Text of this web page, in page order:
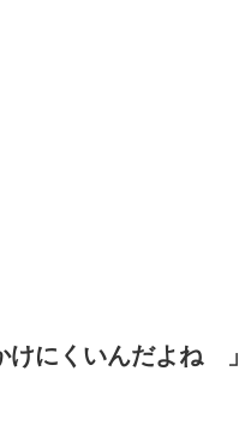
けにくいんだよね 」